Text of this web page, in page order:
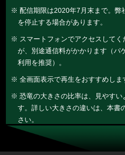
※ 配信期限は2020年7月末まで。弊
を停止する場合があります。
※ スマートフォンでアクセスしてく
が、別途通信料がかかります（パ
利用を推奨）。
※ 全画面表示で再生をおすすめしま
※ 恐竜の大きさの比率は、見やすい
す。詳しい大きさの違いは、本書
さい。